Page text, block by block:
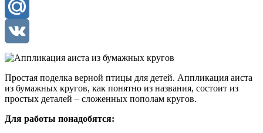
Odnoklassniki
Mail.Ru
VK
Простая поделка верной птицы для детей. Аппликация аиста
из бумажных кругов, как понятно из названия, состоит из
простых деталей – сложенных пополам кругов.
Для работы понадобятся: